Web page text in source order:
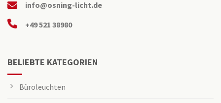
info@osning-licht.de
+49 521 38980
BELIEBTE KATEGORIEN
Büroleuchten